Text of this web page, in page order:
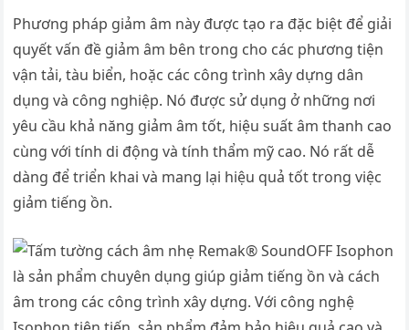
Phương pháp giảm âm này được tạo ra đặc biệt để giải
quyết vấn đề giảm âm bên trong cho các phương tiện
vận tải, tàu biển, hoặc các công trình xây dựng dân
dụng và công nghiệp. Nó được sử dụng ở những nơi
yêu cầu khả năng giảm âm tốt, hiệu suất âm thanh cao
cùng với tính di động và tính thẩm mỹ cao. Nó rất dễ
dàng để triển khai và mang lại hiệu quả tốt trong việc
giảm tiếng ồn.